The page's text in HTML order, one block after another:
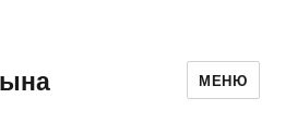
МЕНЮ